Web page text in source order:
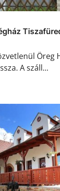
Öreg
A száll...